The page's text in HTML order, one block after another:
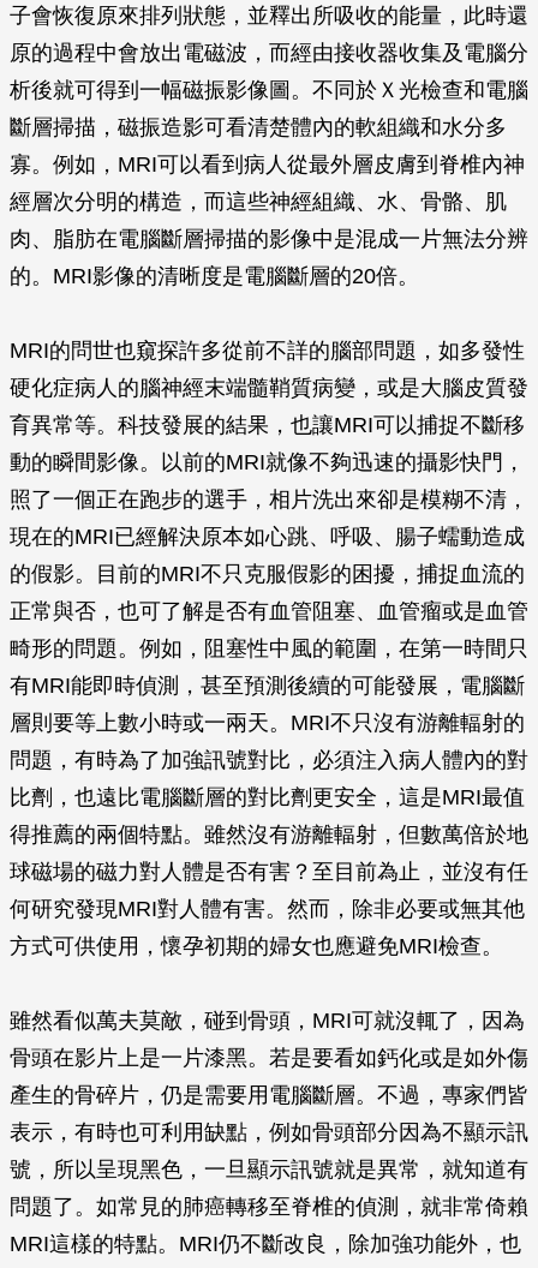
子會恢復原來排列狀態，並釋出所吸收的能量，此時還
原的過程中會放出電磁波，而經由接收器收集及電腦分
析後就可得到一幅磁振影像圖。不同於Ｘ光檢查和電腦
斷層掃描，磁振造影可看清楚體內的軟組織和水分多
寡。例如，MRI可以看到病人從最外層皮膚到脊椎內神
經層次分明的構造，而這些神經組織、水、骨骼、肌
肉、脂肪在電腦斷層掃描的影像中是混成一片無法分辨
的。MRI影像的清晰度是電腦斷層的20倍。
MRI的問世也窺探許多從前不詳的腦部問題，如多發性
硬化症病人的腦神經末端髓鞘質病變，或是大腦皮質發
育異常等。科技發展的結果，也讓MRI可以捕捉不斷移
動的瞬間影像。以前的MRI就像不夠迅速的攝影快門，
照了一個正在跑步的選手，相片洗出來卻是模糊不清，
現在的MRI已經解決原本如心跳、呼吸、腸子蠕動造成
的假影。目前的MRI不只克服假影的困擾，捕捉血流的
正常與否，也可了解是否有血管阻塞、血管瘤或是血管
畸形的問題。例如，阻塞性中風的範圍，在第一時間只
有MRI能即時偵測，甚至預測後續的可能發展，電腦斷
層則要等上數小時或一兩天。MRI不只沒有游離輻射的
問題，有時為了加強訊號對比，必須注入病人體內的對
比劑，也遠比電腦斷層的對比劑更安全，這是MRI最值
得推薦的兩個特點。雖然沒有游離輻射，但數萬倍於地
球磁場的磁力對人體是否有害？至目前為止，並沒有任
何研究發現MRI對人體有害。然而，除非必要或無其他
方式可供使用，懷孕初期的婦女也應避免MRI檢查。
雖然看似萬夫莫敵，碰到骨頭，MRI可就沒輒了，因為
骨頭在影片上是一片漆黑。若是要看如鈣化或是如外傷
產生的骨碎片，仍是需要用電腦斷層。不過，專家們皆
表示，有時也可利用缺點，例如骨頭部分因為不顯示訊
號，所以呈現黑色，一旦顯示訊號就是異常，就知道有
問題了。如常見的肺癌轉移至脊椎的偵測，就非常倚賴
MRI這樣的特點。MRI仍不斷改良，除加強功能外，也